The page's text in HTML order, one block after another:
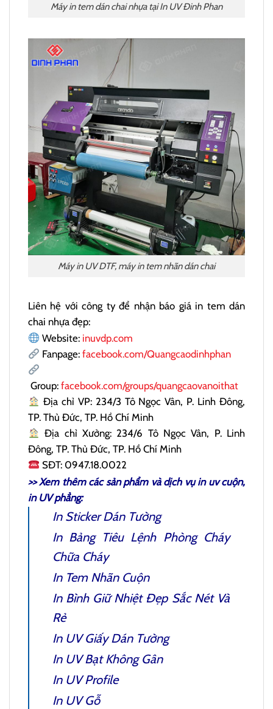
Máy in tem dán chai nhựa tại In UV Đinh Phan
Máy in UV DTF, máy in tem nhãn dán chai
Liên hệ với công ty để nhận báo giá in tem dán
chai nhựa đẹp:
Website: inuvdp.com
Fanpage: facebook.com/Quangcaodinhphan
Group: facebook.com/groups/quangcaovanoithat
Địa chỉ VP: 234/3 Tô Ngọc Vân, P. Linh Đông,
TP. Thủ Đức, TP. Hồ Chí Minh
Địa chỉ Xưởng: 234/6 Tô Ngọc Vân, P. Linh
Đông, TP. Thủ Đức, TP. Hồ Chí Minh
SĐT: 0947.18.0022
>> Xem thêm các sản phẩm và dịch vụin uv cuộn,
in UV phẳng:
In Sticker Dán Tường
In Bảng Tiêu Lệnh Phòng Cháy
Chữa Cháy
In Tem Nhãn Cuộn
In Bình Giữ NhiệtĐẹp Sắc Nét Và
Rẻ
In UV Giấy Dán Tường
In UV Bạt Không Gân
In UV Profile
In UV Gỗ